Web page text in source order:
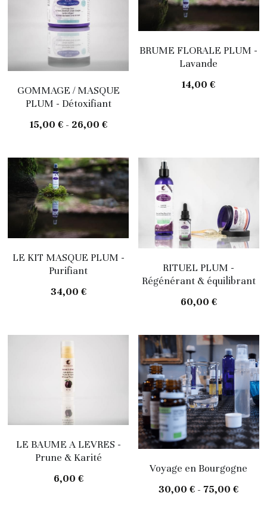
GOMMAGE / MASQUE
PLUM - Détoxifiant
15,00 € - 26,00 €
BRUME FLORALE PLUM -
Lavande
14,00 €
LE KIT MASQUE PLUM -
Purifiant
34,00 €
RITUEL PLUM -
Régénérant & équilibrant
60,00 €
LE BAUME A LEVRES -
Prune & Karité
6,00 €
Voyage en Bourgogne
30,00 € - 75,00 €